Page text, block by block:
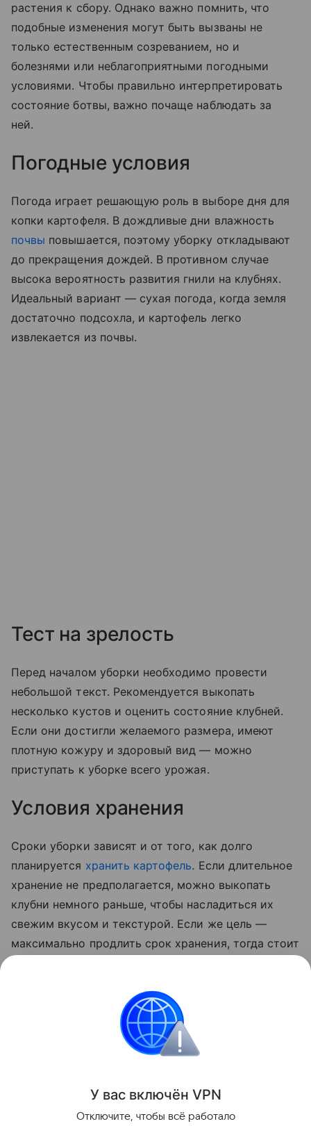
растения к сбору. Однако важно помнить, что
подобные изменения могут быть вызваны не
только естественным созреванием, но и
болезнями или неблагоприятными погодными
условиями. Чтобы правильно интерпретировать
состояние ботвы, важно почаще наблюдать за
ней.
Погодные условия
Погода играет решающую роль в выборе дня для
копки картофеля. В дождливые дни влажность
почвы повышается, поэтому уборку откладывают
до прекращения дождей. В противном случае
высока вероятность развития гнили на клубнях.
Идеальный вариант — сухая погода, когда земля
достаточно подсохла, и картофель легко
извлекается из почвы.
Тест на зрелость
Перед началом уборки необходимо провести
небольшой текст. Рекомендуется выкопать
несколько кустов и оценить состояние клубней.
Если они достигли желаемого размера, имеют
плотную кожуру и здоровый вид — можно
приступать к уборке всего урожая.
Условия хранения
Сроки уборки зависят и от того, как долго
планируется хранить картофель. Если длительное
хранение не предполагается, можно выкопать
клубни немного раньше, чтобы насладиться их
свежим вкусом и текстурой. Если же цель —
максимально продлить срок хранения, тогда стоит
сохраняя свои питательные свойства в течение
У вас включён VPN
Отключите, чтобы всё работало